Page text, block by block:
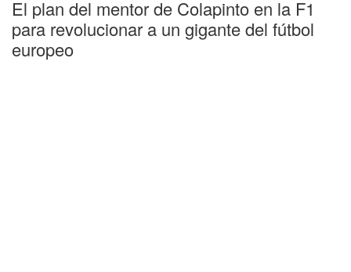
El plan del mentor de Colapinto en la F1
para revolucionar a un gigante del fútbol
europeo